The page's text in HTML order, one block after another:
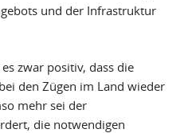
und der Infrastruktur
zwar positiv, dass die
den Zügen im Land wieder
mehr sei der
die notwendigen